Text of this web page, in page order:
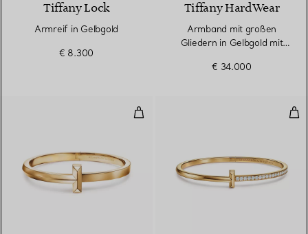
Tiffany Lock
Armreif in Gelbgold
€ 8.300
Tiffany HardWear
Armband mit großen
Gliedern in Gelbgold mit
€ 34.000
T One breiter aufklappbarer T